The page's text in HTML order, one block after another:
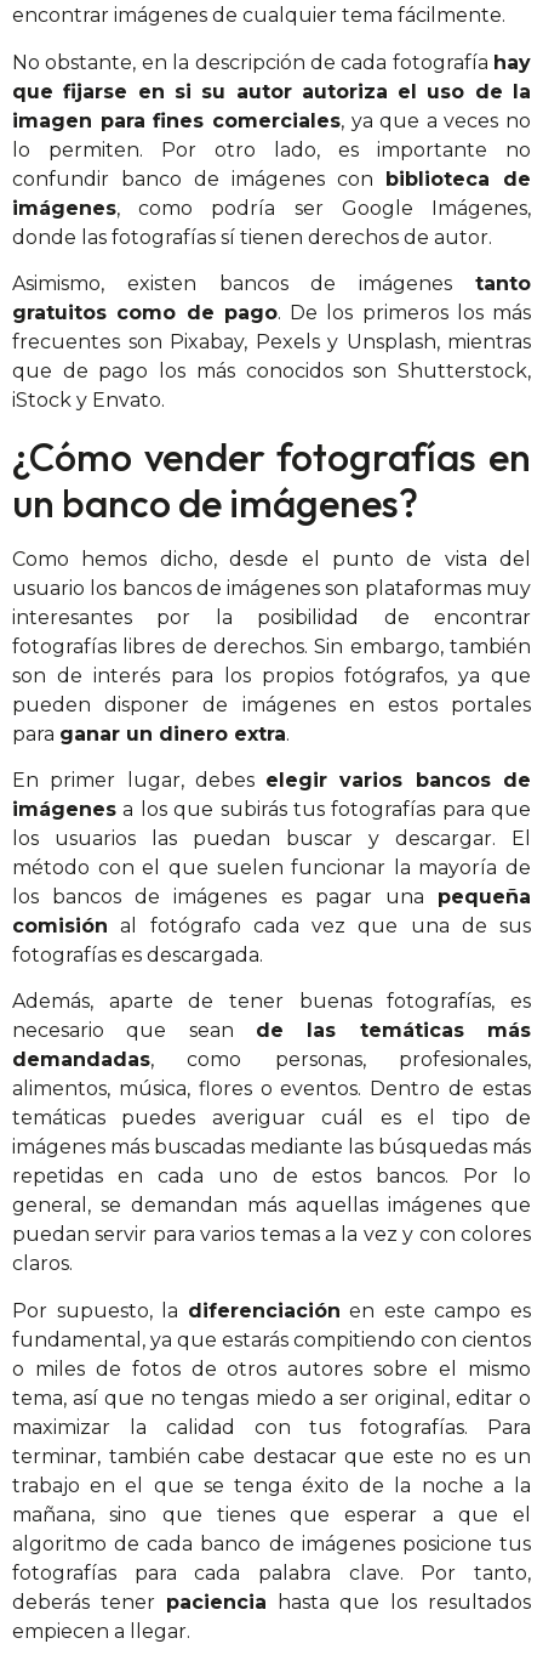
encontrar imágenes de cualquier tema fácilmente.
No obstante, en la descripción de cada fotografía hay
que fijarse en si su autor autoriza el uso de la
imagen para fines comerciales, ya que a veces no
lo permiten. Por otro lado, es importante no
confundir banco de imágenes con biblioteca de
imágenes, como podría ser Google Imágenes,
donde las fotografías sí tienen derechos de autor.
Asimismo, existen bancos de imágenes tanto
gratuitos como de pago. De los primeros los más
frecuentes son Pixabay, Pexels y Unsplash, mientras
que de pago los más conocidos son Shutterstock,
iStock y Envato.
¿Cómo vender fotografías en
un banco de imágenes?
Como hemos dicho, desde el punto de vista del
usuario los bancos de imágenes son plataformas muy
interesantes por la posibilidad de encontrar
fotografías libres de derechos. Sin embargo, también
son de interés para los propios fotógrafos, ya que
pueden disponer de imágenes en estos portales
para ganar un dinero extra.
En primer lugar, debes elegir varios bancos de
imágenes a los que subirás tus fotografías para que
los usuarios las puedan buscar y descargar. El
método con el que suelen funcionar la mayoría de
los bancos de imágenes es pagar una pequeña
comisión al fotógrafo cada vez que una de sus
fotografías es descargada.
Además, aparte de tener buenas fotografías, es
necesario que sean de las temáticas más
demandadas, como personas, profesionales,
alimentos, música, flores o eventos. Dentro de estas
temáticas puedes averiguar cuál es el tipo de
imágenes más buscadas mediante las búsquedas más
repetidas en cada uno de estos bancos. Por lo
general, se demandan más aquellas imágenes que
puedan servir para varios temas a la vez y con colores
claros.
Por supuesto, la diferenciación en este campo es
fundamental, ya que estarás compitiendo con cientos
o miles de fotos de otros autores sobre el mismo
tema, así que no tengas miedo a ser original, editar o
maximizar la calidad con tus fotografías. Para
terminar, también cabe destacar que este no es un
trabajo en el que se tenga éxito de la noche a la
mañana, sino que tienes que esperar a que el
algoritmo de cada banco de imágenes posicione tus
fotografías para cada palabra clave. Por tanto,
deberás tener paciencia hasta que los resultados
empiecen a llegar.